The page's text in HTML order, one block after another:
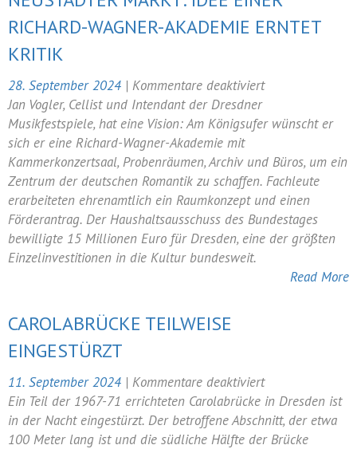
RICHARD-WAGNER-AKADEMIE ERNTET
KRITIK
28. September 2024 | Kommentare deaktiviertfür
Markt:
einer
Richard-
Wagner-
Akademie
erntet
Jan Vogler, Cellist und Intendant der Dresdner
Musikfestspiele, hat eine Vision: Am Königsufer wünscht er
sich er eine Richard-Wagner-Akademie mit
Kammerkonzertsaal, Probenräumen, Archiv und Büros, um ein
Zentrum der deutschen Romantik zu schaffen. Fachleute
erarbeiteten ehrenamtlich ein Raumkonzept und einen
Förderantrag. Der Haushaltsausschuss des Bundestages
bewilligte 15 Millionen Euro für Dresden, eine der größten
Einzelinvestitionen in die Kultur bundesweit.
Read More
CAROLABRÜCKE TEILWEISE
EINGESTÜRZT
11. September 2024 | Kommentare deaktiviertfür
Carolabrücke
teilweise
eingestürzt
Ein Teil der 1967-71 errichteten Carolabrücke in Dresden ist
in der Nacht eingestürzt. Der betroffene Abschnitt, der etwa
100 Meter lang ist und die südliche Hälfte der Brücke